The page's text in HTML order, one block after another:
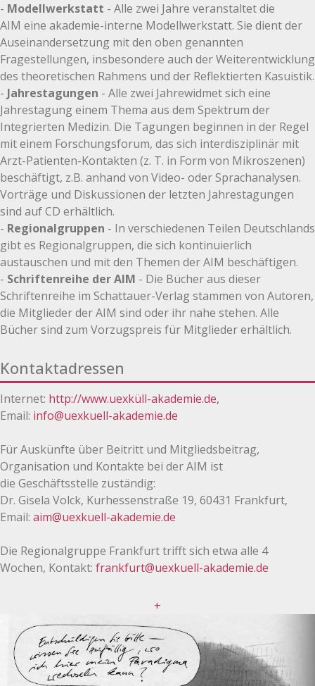
- Modellwerkstatt - Alle zwei Jahre veranstaltet die
AIM eine akademie-interne Modellwerkstatt. Sie dient der
Auseinandersetzung mit den oben genannten
Fragestellungen, insbesondere auch der Weiterentwicklung
des theoretischen Rahmens und der Reflektierten Kasuistik.
- Jahrestagungen - Alle zwei Jahrewidmet sich eine
Jahrestagung einem Thema aus dem Spektrum der
Integrierten Medizin. Die Tagungen beginnen in der Regel
mit einem Forschungsforum, das sich interdisziplinär mit
Arzt-Patienten-Kontakten (z. T. in Form von Mikroszenen)
beschäftigt, z.B. anhand von Video- oder Sprachanalysen.
Vorträge und Diskussionen der letzten Jahrestagungen
sind auf CD erhältlich.
- Regionalgruppen - In verschiedenen Teilen Deutschlands
gibt es Regionalgruppen, die sich kontinuierlich
austauschen und mit den Themen der AIM beschäftigen.
- Schriftenreihe der AIM - Die Bücher aus dieser
Schriftenreihe im Schattauer-Verlag stammen von Autoren,
die Mitglieder der AIM sind oder ihr nahe stehen. Alle
Bücher sind zum Vorzugspreis für Mitglieder erhältlich.
Kontaktadressen
Internet: http://www.uexküll-akademie.de,
Email: info@uexkuell-akademie.de
Für Auskünfte über Beitritt und Mitgliedsbeitrag,
Organisation und Kontakte bei der AIM ist
die Geschäftsstelle zuständig:
Dr. Gisela Volck, Kurhessenstraße 19, 60431 Frankfurt,
Email: aim@uexkuell-akademie.de
Die Regionalgruppe Frankfurt trifft sich etwa alle 4
Wochen, Kontakt: frankfurt@uexkuell-akademie.de
+